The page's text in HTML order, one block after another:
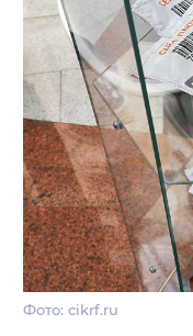
Фото: cikrf.ru